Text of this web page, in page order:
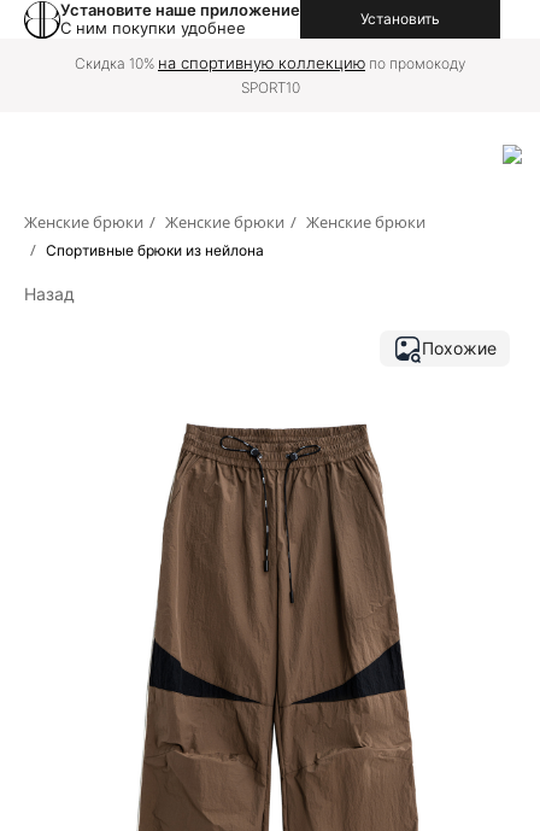
Установите наше приложение
С ним покупки удобнее
Установить
Скидка 10% на спортивную коллекцию по промокоду
SPORT10
Женские брюки / Женские брюки / Женские брюки
/ Спортивные брюки из нейлона
Назад
Похожие